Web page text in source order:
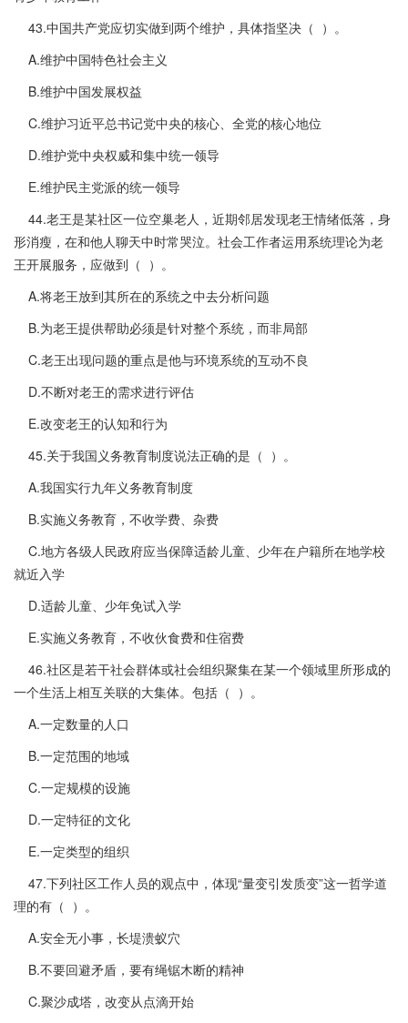
43.中国共产党应切实做到两个维护，具体指坚决（ ）。
A.维护中国特色社会主义
B.维护中国发展权益
C.维护习近平总书记党中央的核心、全党的核心地位
D.维护党中央权威和集中统一领导
E.维护民主党派的统一领导
44.老王是某社区一位空巢老人，近期邻居发现老王情绪低落，身
形消瘦，在和他人聊天中时常哭泣。社会工作者运用系统理论为老
王开展服务，应做到（ ）。
A.将老王放到其所在的系统之中去分析问题
B.为老王提供帮助必须是针对整个系统，而非局部
C.老王出现问题的重点是他与环境系统的互动不良
D.不断对老王的需求进行评估
E.改变老王的认知和行为
45.关于我国义务教育制度说法正确的是（ ）。
A.我国实行九年义务教育制度
B.实施义务教育，不收学费、杂费
C.地方各级人民政府应当保障适龄儿童、少年在户籍所在地学校
就近入学
D.适龄儿童、少年免试入学
E.实施义务教育，不收伙食费和住宿费
46.社区是若干社会群体或社会组织聚集在某一个领域里所形成的
一个生活上相互关联的大集体。包括（ ）。
A.一定数量的人口
B.一定范围的地域
C.一定规模的设施
D.一定特征的文化
E.一定类型的组织
47.下列社区工作人员的观点中，体现“量变引发质变”这一哲学道
理的有（ ）。
A.安全无小事，长堤溃蚁穴
B.不要回避矛盾，要有绳锯木断的精神
C.聚沙成塔，改变从点滴开始